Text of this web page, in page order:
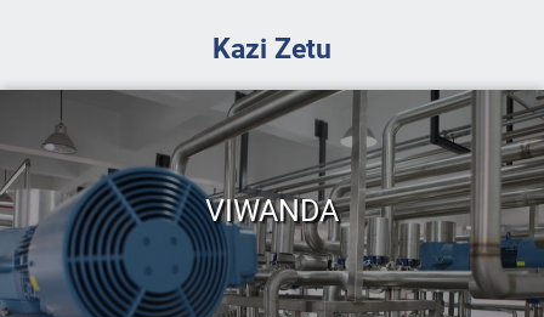
Kazi Zetu
VIWANDA